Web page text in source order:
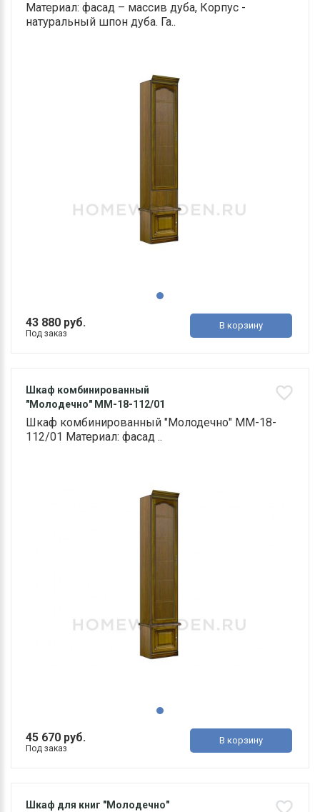
Материал: фасад – массив дуба, Корпус -
натуральный шпон дуба. Га..
43 880 руб.
Под заказ
В корзину
Шкаф комбинированный
"Молодечно" ММ-18-112/01
Шкаф комбинированный "Молодечно" ММ-18-
112/01 Материал: фасад ..
45 670 руб.
Под заказ
В корзину
Шкаф для книг "Молодечно"